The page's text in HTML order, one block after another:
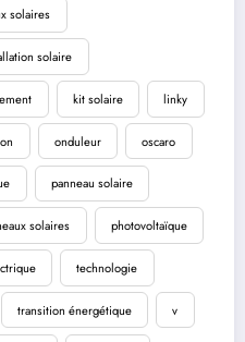
solaires
solaire
kit solaire linky
onduleur oscaro
panneau solaire
solaires photovoltaïque
technologie
transition énergétique v